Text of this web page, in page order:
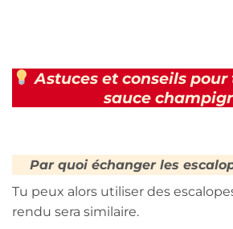
Astuces et conseils
sauce
Par quoi échanger les
Tu peux alors utiliser des
rendu sera similaire.